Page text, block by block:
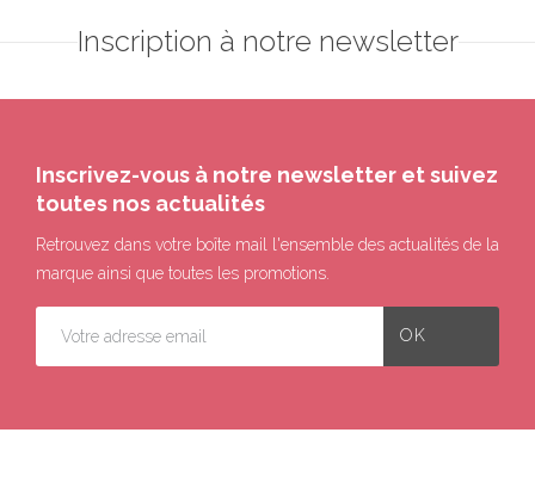
Inscription à notre newsletter
Inscrivez-vous à notre newsletter et suivez
toutes nos actualités
Retrouvez dans votre boîte mail l'ensemble des actualités de la
marque ainsi que toutes les promotions.